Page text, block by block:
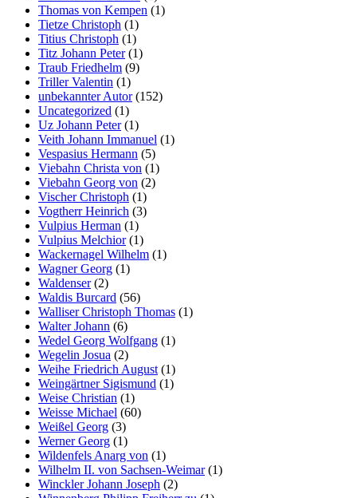
Thomas von Kempen (1)
Tietze Christoph (1)
Titius Christoph (1)
Titz Johann Peter(1)
Traub Friedhelm (9)
Triller Valentin (1)
unbekannter Autor(152)
Uncategorized (1)
Uz Johann Peter(1)
Veith Johann Immanuel (1)
Vespasius Hermann (5)
Viebahn Christa von (1)
Viebahn Georg von (2)
Vischer Christoph (1)
Vogtherr Heinrich (3)
Vulpius Herman (1)
Vulpius Melchior(1)
Wackernagel Wilhelm (1)
Wagner Georg (1)
Waldenser(2)
Waldis Burcard (56)
Walliser Christoph Thomas (1)
Walter Johann (6)
Wedel Georg Wolfgang (1)
Wegelin Josua (2)
Weihe Friedrich August (1)
Weingärtner Sigismund (1)
Weise Christian (1)
Weisse Michael (60)
Weißel Georg (3)
Werner Georg (1)
Wildenfels Anarg von (1)
Wilhelm II. von Sachsen-Weimar(1)
Winckler Johann Joseph (2)